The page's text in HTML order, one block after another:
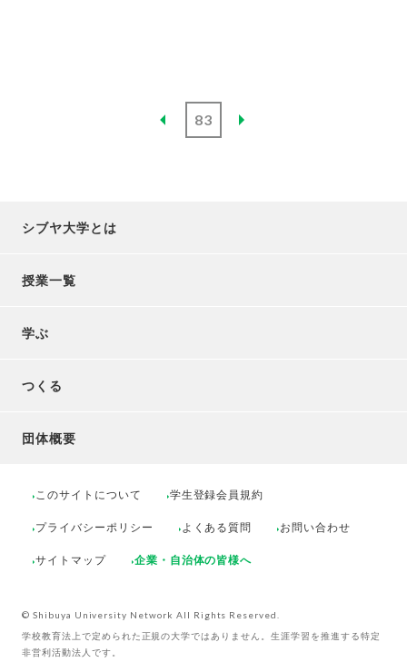
83
シブヤ大学とは
授業一覧
学ぶ
つくる
団体概要
このサイトについて 学生登録会員規約
プライバシーポリシー よくある質問 お問い合わせ
サイトマップ 企業・自治体の皆様へ
© Shibuya University Network All Rights Reserved.
学校教育法上で定められた正規の大学ではありません。生涯学習を推進する特定
非営利活動法人です。